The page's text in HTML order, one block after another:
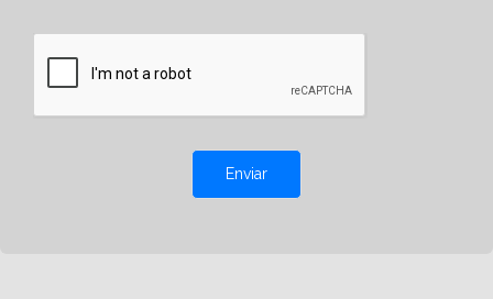
Enviar